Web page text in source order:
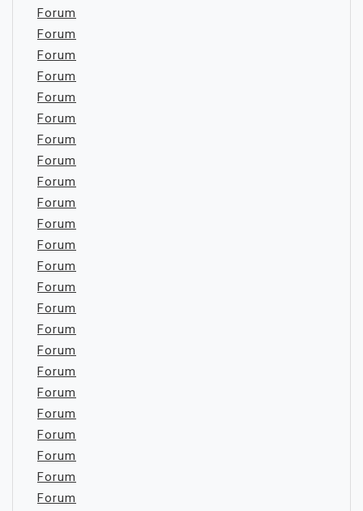
Forum
Forum
Forum
Forum
Forum
Forum
Forum
Forum
Forum
Forum
Forum
Forum
Forum
Forum
Forum
Forum
Forum
Forum
Forum
Forum
Forum
Forum
Forum
Forum